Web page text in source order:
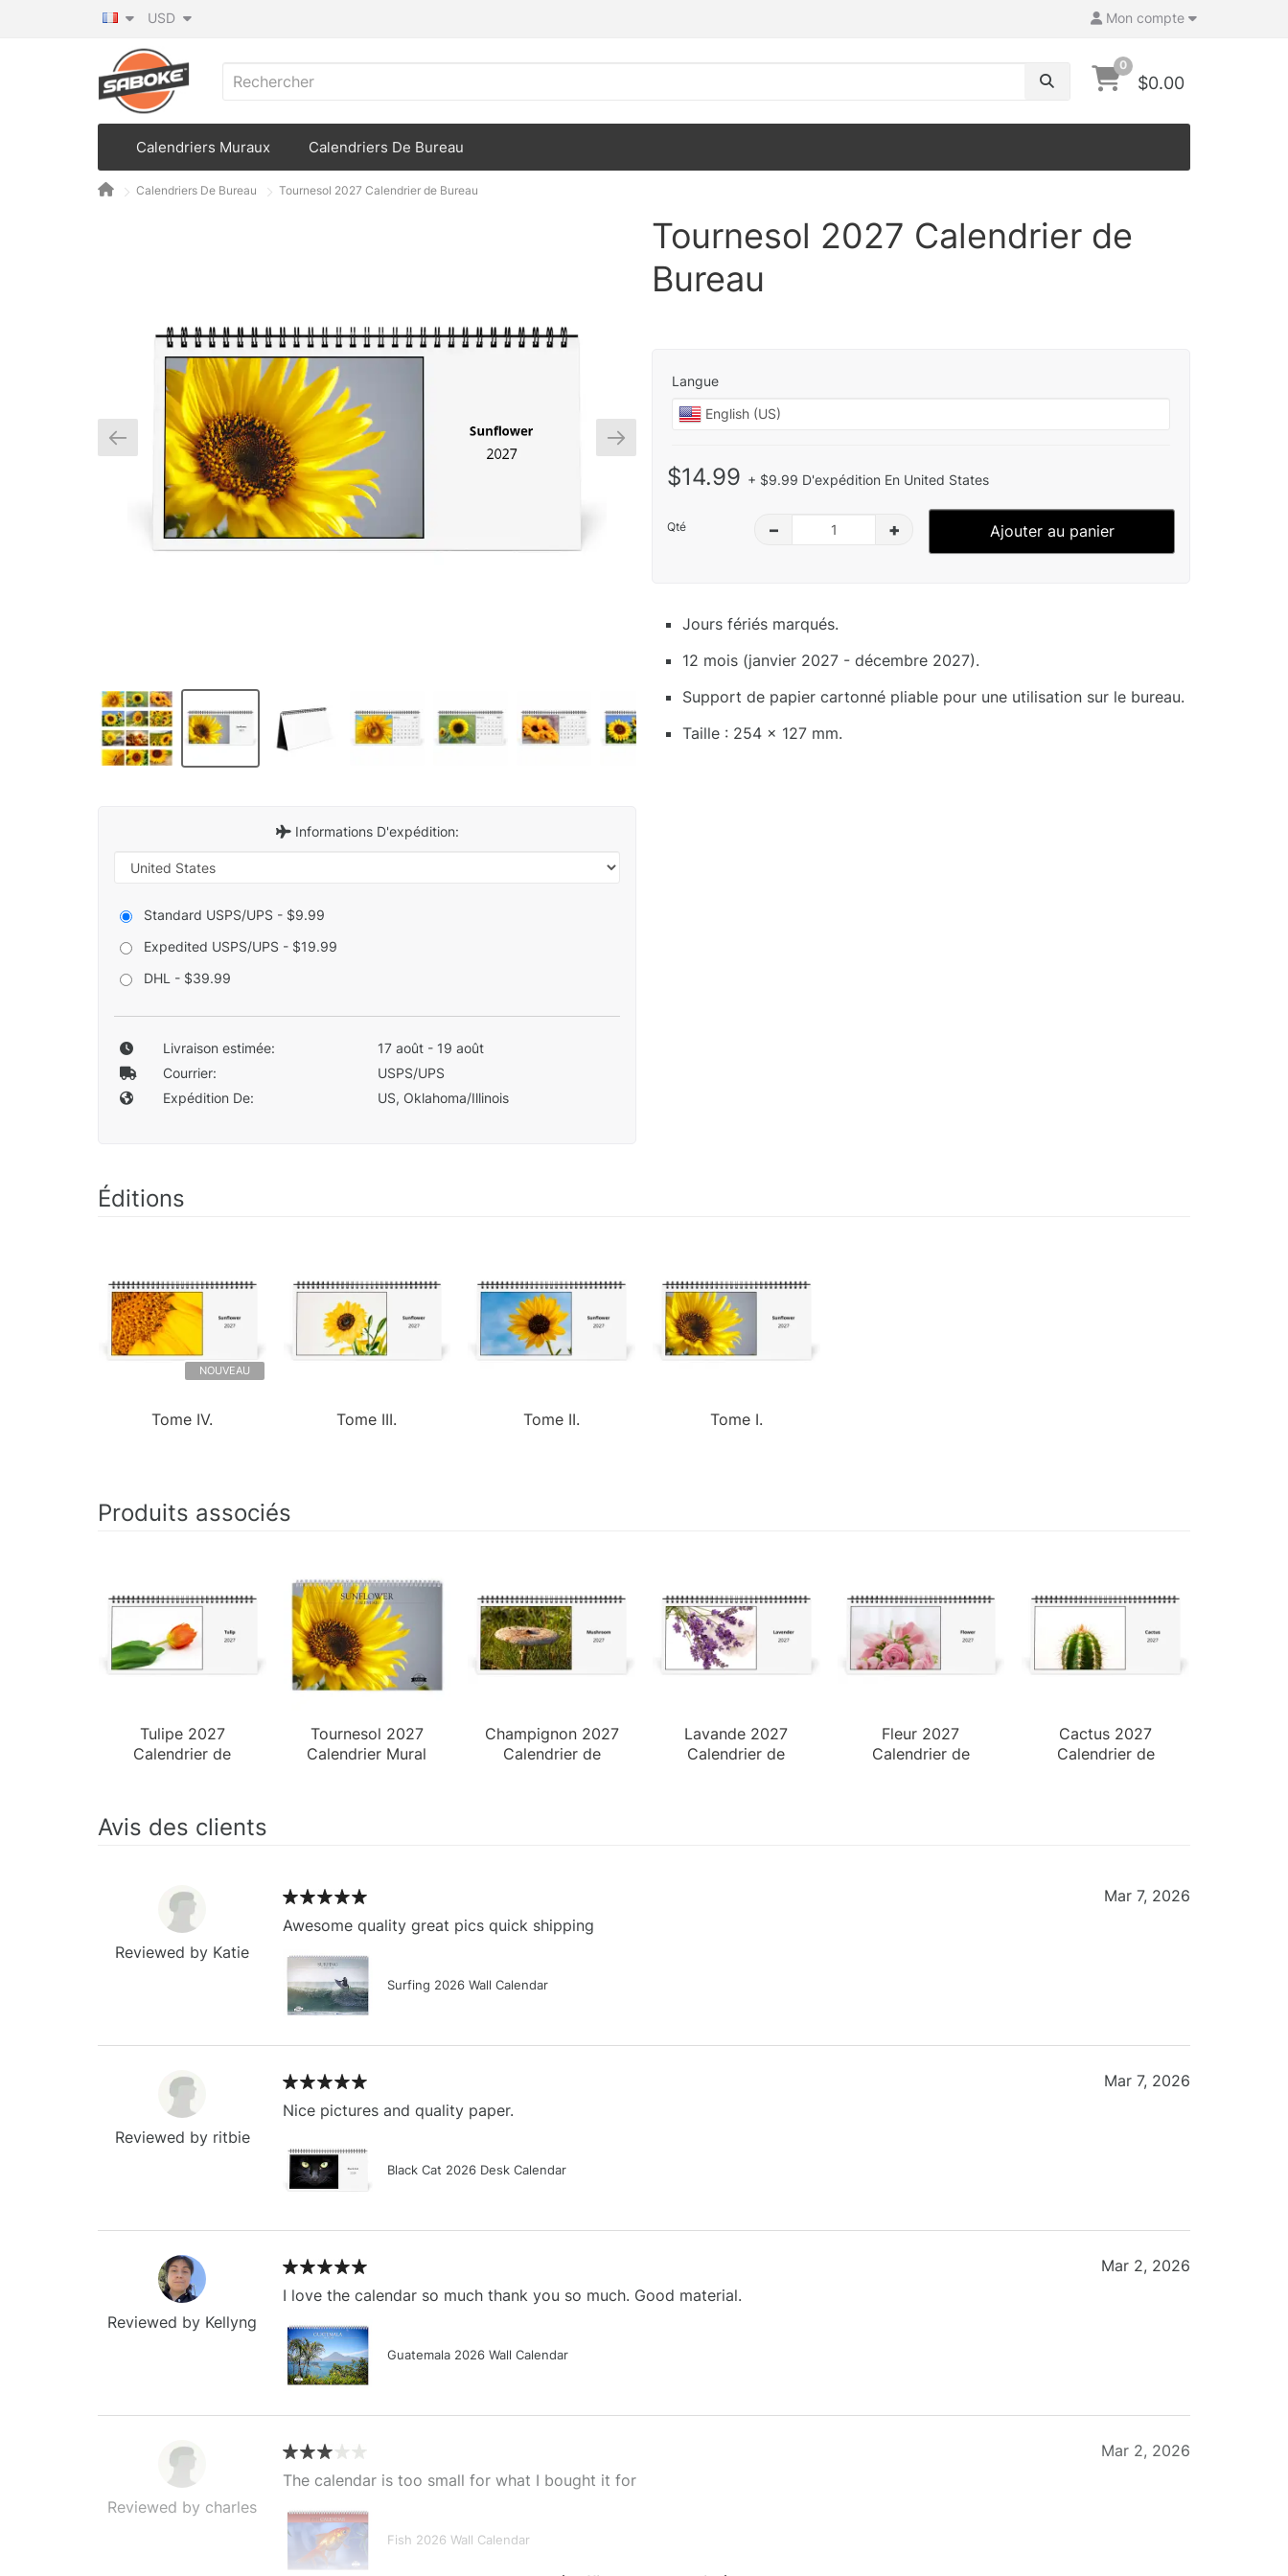
Mon compte
USD
0
$0.00
Calendriers Muraux Calendriers De Bureau
Calendriers De Bureau Tournesol 2027 Calendrier de Bureau
Informations D'expédition:
Standard USPS/UPS - $9.99
Expedited USPS/UPS - $19.99
DHL - $39.99
Livraison estimée:
17 août - 19 août
Courrier:
USPS/UPS
Expédition De:
US, Oklahoma/Illinois
Tournesol 2027 Calendrier de
Bureau
Langue
$14.99 + $9.99 D'expédition En United States
Qté – + Ajouter au panier
Jours fériés marqués.
12 mois (janvier 2027 - décembre 2027).
Support de papier cartonné pliable pour une utilisation sur le bureau.
Taille : 254 x 127 mm.
Éditions
NOUVEAU
Tome IV. Tome III. Tome II. Tome I.
Produits associés
Tulipe 2027
Calendrier de
Tournesol 2027
Calendrier Mural
Champignon 2027
Calendrier de
Lavande 2027
Calendrier de
Fleur 2027
Calendrier de
Cactus 2027
Calendrier de
Avis des clients
Reviewed by Katie
Awesome quality great pics quick shipping
Surfing 2026 Wall Calendar
Mar 7, 2026
Reviewed by ritbie
Nice pictures and quality paper.
Black Cat 2026 Desk Calendar
Mar 7, 2026
Reviewed by Kellyng
I love the calendar so much thank you so much. Good material.
Guatemala 2026 Wall Calendar
Mar 2, 2026
Reviewed by charles
The calendar is too small for what I bought it for
Fish 2026 Wall Calendar
Mar 2, 2026